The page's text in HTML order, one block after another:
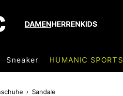
DAMENHERRENKIDS
Sneaker HUMANIC SPORTS
Sandale